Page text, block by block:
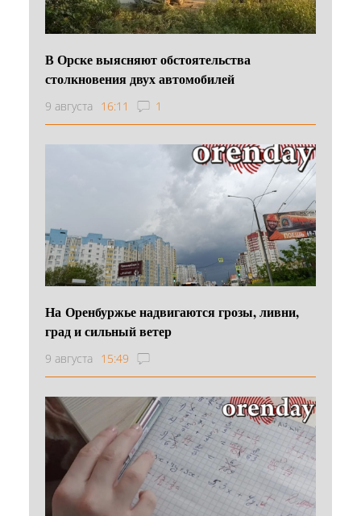
В Орске выясняют обстоятельства
столкновения двух автомобилей
9 августа 16:11 1
На Оренбуржье надвигаются грозы, ливни,
град и сильный ветер
9 августа 15:49